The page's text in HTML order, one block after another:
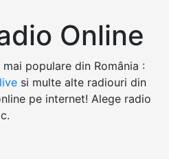
Online
populare din România :
si multe alte radiouri din
pe internet! Alege radio